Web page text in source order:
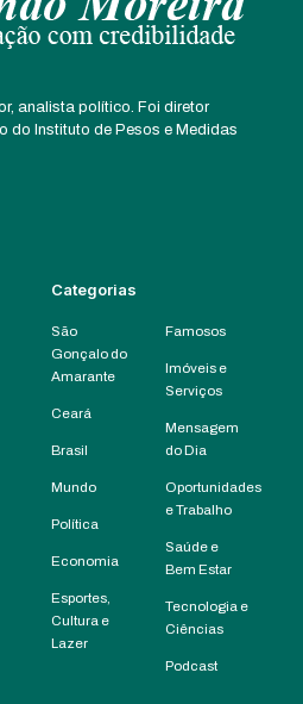
analista político. Foi diretor
do Instituto de Pesos e Medidas
Categorias
São
Gonçalo do
Amarante
Ceará
Brasil
Mundo
Política
Economia
Esportes,
Cultura e
Lazer
Famosos
Imóveis e
Serviços
Mensagem
do Dia
Oportunidades
e Trabalho
Saúde e
Bem Estar
Tecnologia e
Ciências
Podcast